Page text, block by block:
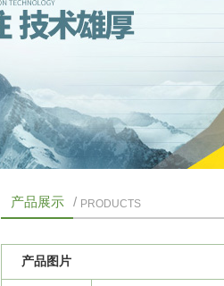
产品展示 / PRODUCTS
产品图片